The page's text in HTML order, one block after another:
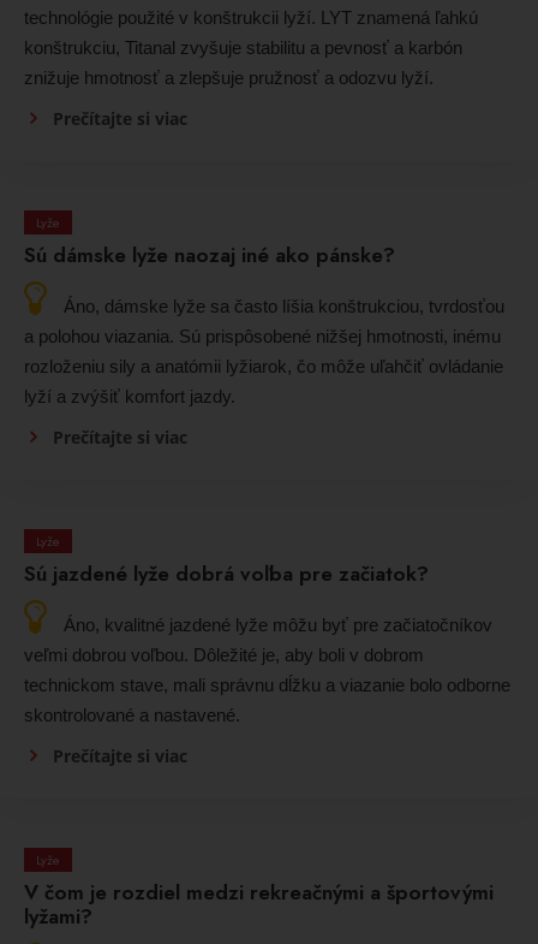
technológie použité v konštrukcii lyží. LYT znamená ľahkú
konštrukciu, Titanal zvyšuje stabilitu a pevnosť a karbón
znižuje hmotnosť a zlepšuje pružnosť a odozvu lyží.
Prečítajte si viac
Lyže
Sú dámske lyže naozaj iné ako pánske?
Áno, dámske lyže sa často líšia konštrukciou, tvrdosťou
a polohou viazania. Sú prispôsobené nižšej hmotnosti, inému
rozloženiu sily a anatómii lyžiarok, čo môže uľahčiť ovládanie
lyží a zvýšiť komfort jazdy.
Prečítajte si viac
Lyže
Sú jazdené lyže dobrá voľba pre začiatok?
Áno, kvalitné jazdené lyže môžu byť pre začiatočníkov
veľmi dobrou voľbou. Dôležité je, aby boli v dobrom
technickom stave, mali správnu dĺžku a viazanie bolo odborne
skontrolované a nastavené.
Prečítajte si viac
Lyže
V čom je rozdiel medzi rekreačnými a športovými
lyžami?